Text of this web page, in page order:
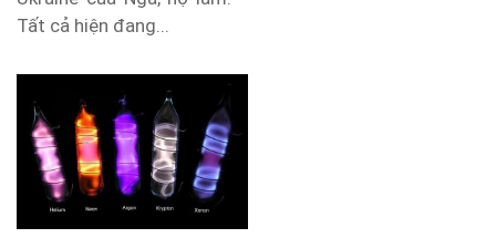
Tất cả hiện đang...